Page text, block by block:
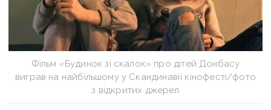
Фільм «Будинок зі скалок» про дітей Донбасу
виграв на найбільшому у Скандинавії кінофесті/фото
з відкритих джерел